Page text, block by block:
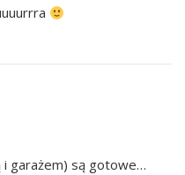
i garażem) są gotowe…